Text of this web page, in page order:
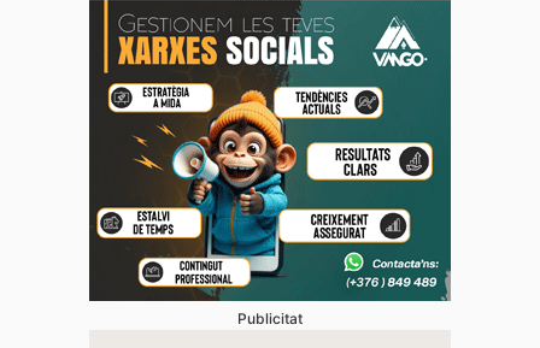
Publicitat